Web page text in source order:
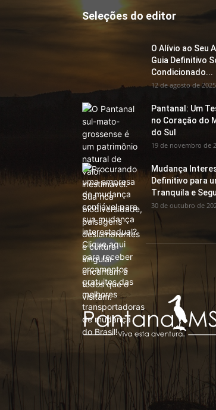
Seleções do editor
O Alívio ao Seu
Guia Definitivo
Condicionado...
12 de agosto de 2025
Pantanal: Um
no Coração do
do Sul
19 de novembro de
Mudança
Definitivo para
Tranquila e
30 de outubro de